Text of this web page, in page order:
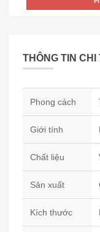
THÔNG TIN CHI
Phong cách
Giới tính
Chất liệu
Sản xuất
Kích thước